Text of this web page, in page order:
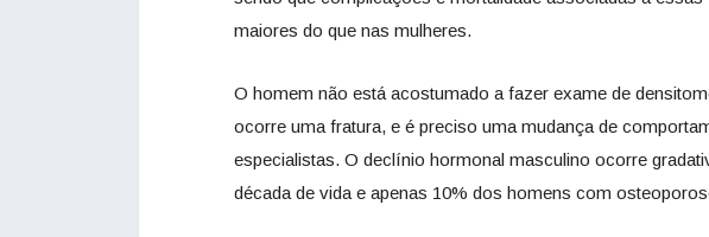
maiores do que nas mulheres.
O homem não está acostumado a fazer exame de
ocorre uma fratura, e é preciso uma mudança de
especialistas. O declínio hormonal masculino ocorre
década de vida e apenas 10% dos homens com